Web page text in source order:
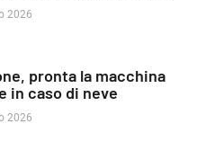
2026
pronta la macchina
in caso di neve
2026